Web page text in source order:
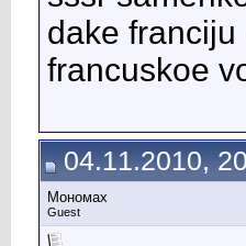
dake
francuskoe
04.11.2010,
Мономах
Guest